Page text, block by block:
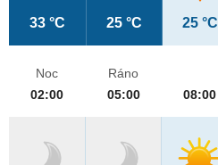
33 °C 25 °C 25 °C
Noc
02:00
Ráno
05:00
08:00